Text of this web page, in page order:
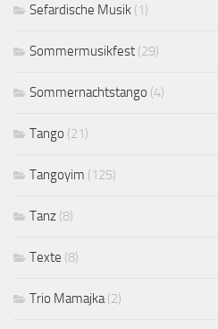
Sefardische Musik (1)
Sommermusikfest (29)
Sommernachtstango (4)
Tango (21)
Tangoyim (125)
Tanz (8)
Texte (8)
Trio Mamajka(2)